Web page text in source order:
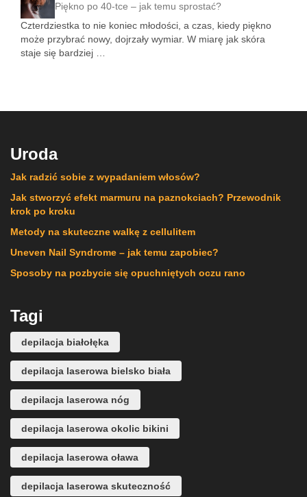
Piękno po 40-tce – jak temu sprostać?
Czterdziestka to nie koniec młodości, a czas, kiedy piękno
może przybrać nowy, dojrzały wymiar. W miarę jak skóra
staje się bardziej …
Uroda
Jak radzić sobie z wypadaniem włosów?
Jak stworzyć efekt marmuru na paznokciach? Przewodnik
krok po kroku
Metody na skuteczne walkę z cellulitem
Uneven Nail Syndrome – jak temu zapobiec?
Sposoby na pozbycie się opuchniętych oczu rano
Tagi
depilacja białołęka
depilacja laserowa bielsko biała
depilacja laserowa nóg
depilacja laserowa okolic bikini
depilacja laserowa oława
depilacja laserowa skuteczność